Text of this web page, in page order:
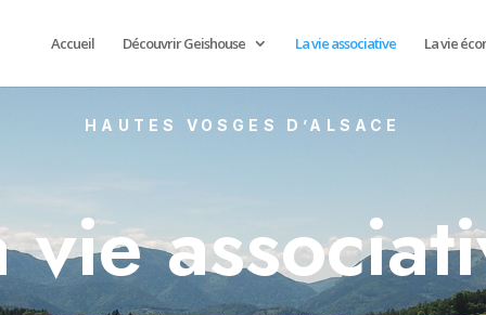
Accueil Découvrir Geishouse La vie associative La vie
HAUTES VOSGES D’ALSACE
vie